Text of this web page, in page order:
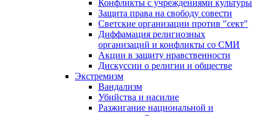
Конфликты с учреждениями культуры
Защита права на свободу совести
Светские организации против "сект"
Диффамация религиозных
организаций и конфликты со СМИ
Акции в защиту нравственности
Дискуссии о религии и обществе
Экстремизм
Вандализм
Убийства и насилие
Разжигание национальной и